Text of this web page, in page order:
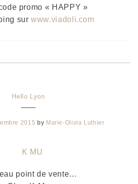
promo « HAPPY »
surwww.viadoli.com
Hello Lyon
2015 by Marie-Olivia Luthier
point de vente…